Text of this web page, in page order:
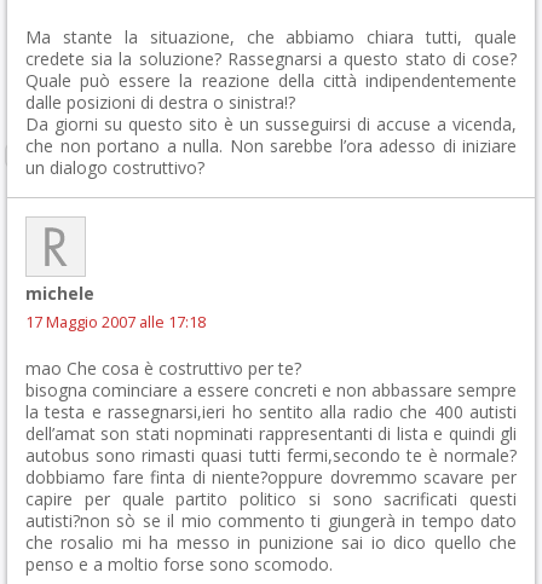
Ma stante la situazione, che abbiamo chiara tutti, quale
credete sia la soluzione? Rassegnarsi a questo stato di cose?
Quale può essere la reazione della città indipendentemente
dalle posizioni di destra o sinistra!?
Da giorni su questo sito è un susseguirsi di accuse a vicenda,
che non portano a nulla. Non sarebbe l’ora adesso di iniziare
un dialogo costruttivo?
michele
17 Maggio 2007 alle 17:18
mao Che cosa è costruttivo per te?
bisogna cominciare a essere concreti e non abbassare sempre
la testa e rassegnarsi,ieri ho sentito alla radio che 400 autisti
dell’amat son stati nopminati rappresentanti di lista e quindi gli
autobus sono rimasti quasi tutti fermi,secondo te è normale?
dobbiamo fare finta di niente?oppure dovremmo scavare per
capire per quale partito politico si sono sacrificati questi
autisti?non sò se il mio commento ti giungerà in tempo dato
che rosalio mi ha messo in punizione sai io dico quello che
penso e a moltio forse sono scomodo.